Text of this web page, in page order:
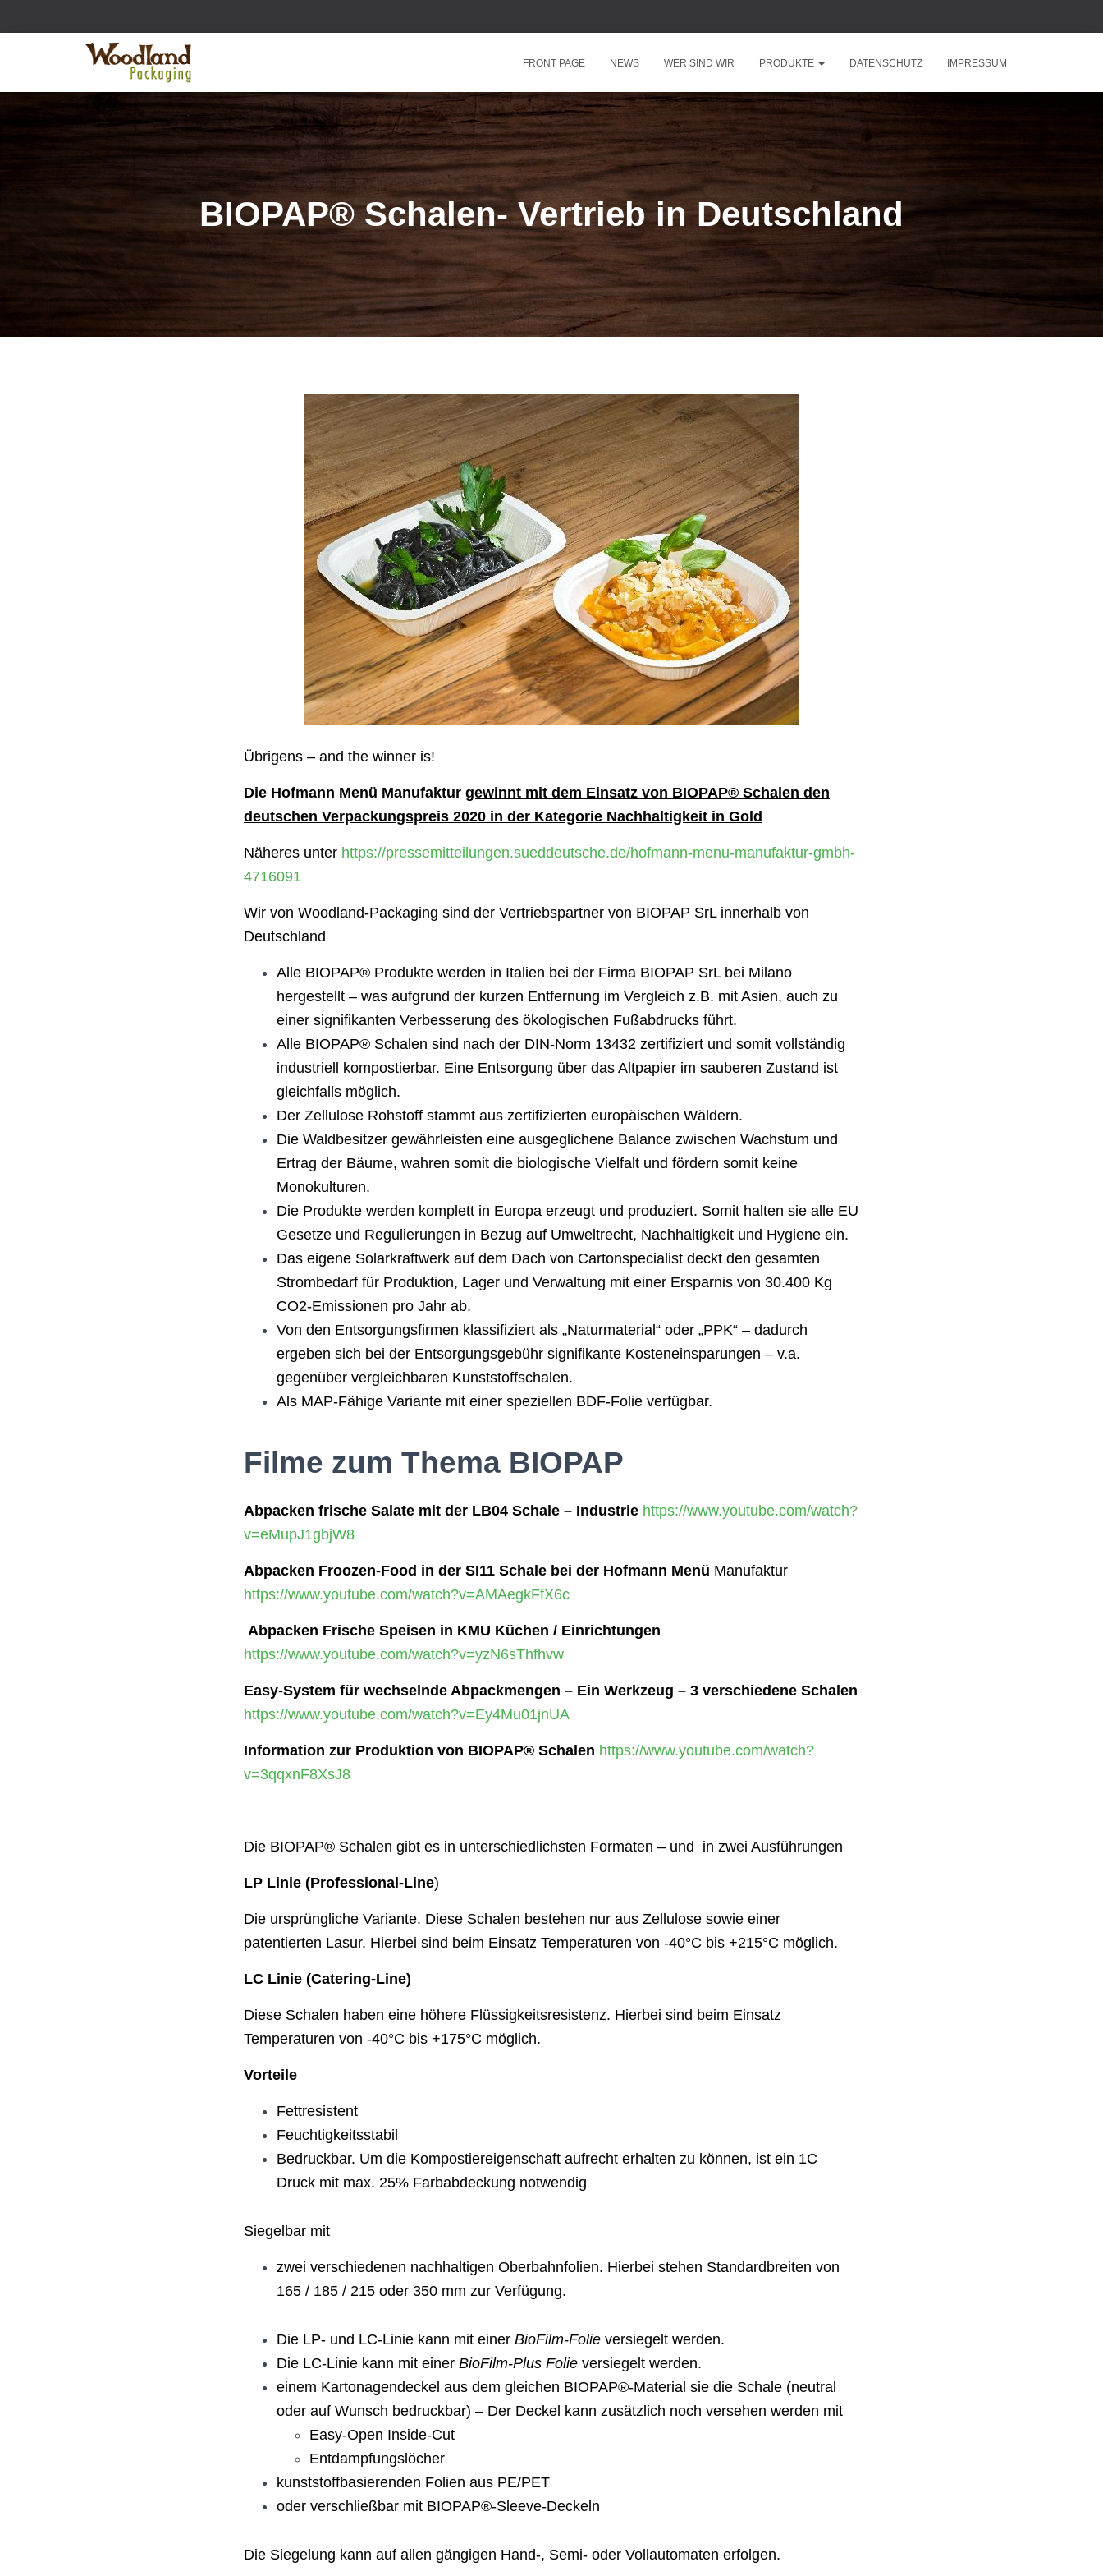
FRONT PAGE NEWS WER SIND WIR PRODUKTE DATENSCHUTZ IMPRESSUM
BIOPAP® Schalen- Vertrieb in Deutschland
Übrigens – and the winner is!
Die Hofmann Menü Manufaktur gewinnt mit dem Einsatz von BIOPAP® Schalen den
deutschen Verpackungspreis 2020 in der Kategorie Nachhaltigkeit in Gold
Näheres unter https://pressemitteilungen.sueddeutsche.de/hofmann-menu-manufaktur-gmbh-
4716091
Wir von Woodland-Packaging sind der Vertriebspartner von BIOPAP SrL innerhalb von
Deutschland
Alle BIOPAP® Produkte werden in Italien bei der Firma BIOPAP SrL bei Milano
hergestellt – was aufgrund der kurzen Entfernung im Vergleich z.B. mit Asien, auch zu
einer signifikanten Verbesserung des ökologischen Fußabdrucks führt.
Alle BIOPAP® Schalen sind nach der DIN-Norm 13432 zertifiziert und somit vollständig
industriell kompostierbar. Eine Entsorgung über das Altpapier im sauberen Zustand ist
gleichfalls möglich.
Der Zellulose Rohstoff stammt aus zertifizierten europäischen Wäldern.
Die Waldbesitzer gewährleisten eine ausgeglichene Balance zwischen Wachstum und
Ertrag der Bäume, wahren somit die biologische Vielfalt und fördern somit keine
Monokulturen.
Die Produkte werden komplett in Europa erzeugt und produziert. Somit halten sie alle EU
Gesetze und Regulierungen in Bezug auf Umweltrecht, Nachhaltigkeit und Hygiene ein.
Das eigene Solarkraftwerk auf dem Dach von Cartonspecialist deckt den gesamten
Strombedarf für Produktion, Lager und Verwaltung mit einer Ersparnis von 30.400 Kg
CO2-Emissionen pro Jahr ab.
Von den Entsorgungsfirmen klassifiziert als „Naturmaterial“ oder „PPK“ – dadurch
ergeben sich bei der Entsorgungsgebühr signifikante Kosteneinsparungen – v.a.
gegenüber vergleichbaren Kunststoffschalen.
Als MAP-Fähige Variante mit einer speziellen BDF-Folie verfügbar.
Filme zum Thema BIOPAP
Abpacken frische Salate mit der LB04 Schale – Industrie https://www.youtube.com/watch?
v=eMupJ1gbjW8
Abpacken Froozen-Food in der SI11 Schale bei der Hofmann Menü Manufaktur
https://www.youtube.com/watch?v=AMAegkFfX6c
Abpacken Frische Speisen in KMU Küchen / Einrichtungen
https://www.youtube.com/watch?v=yzN6sThfhvw
Easy-System für wechselnde Abpackmengen – Ein Werkzeug – 3 verschiedene Schalen
https://www.youtube.com/watch?v=Ey4Mu01jnUA
Information zur Produktion von BIOPAP® Schalen https://www.youtube.com/watch?
v=3qqxnF8XsJ8
Die BIOPAP® Schalen gibt es in unterschiedlichsten Formaten – und in zwei Ausführungen
LP Linie (Professional-Line)
Die ursprüngliche Variante. Diese Schalen bestehen nur aus Zellulose sowie einer
patentierten Lasur. Hierbei sind beim Einsatz Temperaturen von -40°C bis +215°C möglich.
LC Linie (Catering-Line)
Diese Schalen haben eine höhere Flüssigkeitsresistenz. Hierbei sind beim Einsatz
Temperaturen von -40°C bis +175°C möglich.
Vorteile
Fettresistent
Feuchtigkeitsstabil
Bedruckbar. Um die Kompostiereigenschaft aufrecht erhalten zu können, ist ein 1C
Druck mit max. 25% Farbabdeckung notwendig
Siegelbar mit
zwei verschiedenen nachhaltigen Oberbahnfolien. Hierbei stehen Standardbreiten von
165 / 185 / 215 oder 350 mm zur Verfügung.
Die LP- und LC-Linie kann mit einer BioFilm-Folie versiegelt werden.
Die LC-Linie kann mit einer BioFilm-Plus Folie versiegelt werden.
einem Kartonagendeckel aus dem gleichen BIOPAP®-Material sie die Schale (neutral
oder auf Wunsch bedruckbar) – Der Deckel kann zusätzlich noch versehen werden mit
Easy-Open Inside-Cut
Entdampfungslöcher
kunststoffbasierenden Folien aus PE/PET
oder verschließbar mit BIOPAP®-Sleeve-Deckeln
Die Siegelung kann auf allen gängigen Hand-, Semi- oder Vollautomaten erfolgen.